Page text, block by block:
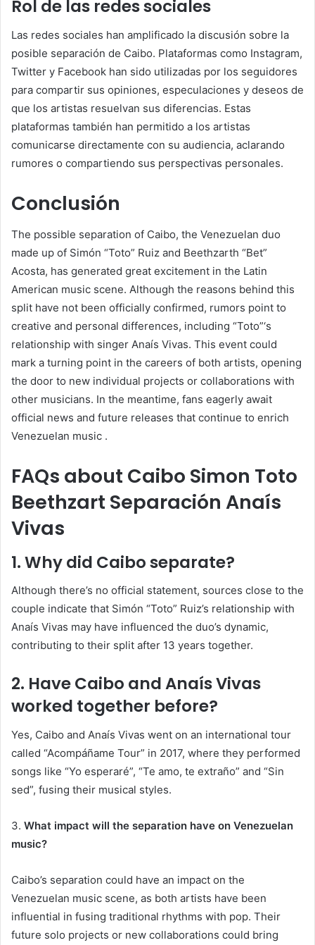
Rol de las redes sociales
Las redes sociales han amplificado la discusión sobre la
posible separación de Caibo. Plataformas como Instagram,
Twitter y Facebook han sido utilizadas por los seguidores
para compartir sus opiniones, especulaciones y deseos de
que los artistas resuelvan sus diferencias. Estas
plataformas también han permitido a los artistas
comunicarse directamente con su audiencia, aclarando
rumores o compartiendo sus perspectivas personales.
Conclusión
The possible separation of Caibo, the Venezuelan duo
made up of Simón “Toto” Ruiz and Beethzarth “Bet”
Acosta, has generated great excitement in the Latin
American music scene. Although the reasons behind this
split have not been officially confirmed, rumors point to
creative and personal differences, including “Toto”‘s
relationship with singer Anaís Vivas. This event could
mark a turning point in the careers of both artists, opening
the door to new individual projects or collaborations with
other musicians. In the meantime, fans eagerly await
official news and future releases that continue to enrich
Venezuelan music .
FAQs about Caibo Simon Toto
Beethzart Separación Anaís
Vivas
1.Why did Caibo separate?
Although there’s no official statement, sources close to the
couple indicate that Simón “Toto” Ruiz’s relationship with
Anaís Vivas may have influenced the duo’s dynamic,
contributing to their split after 13 years together.
2. Have Caibo and Anaís Vivas
worked together before?
Yes, Caibo and Anaís Vivas went on an international tour
called “Acompáñame Tour” in 2017, where they performed
songs like “Yo esperaré”, “Te amo, te extraño” and “Sin
sed”, fusing their musical styles.
3. What impact will the separation have on Venezuelan
music?
Caibo’s separation could have an impact on the
Venezuelan music scene, as both artists have been
influential in fusing traditional rhythms with pop. Their
future solo projects or new collaborations could bring